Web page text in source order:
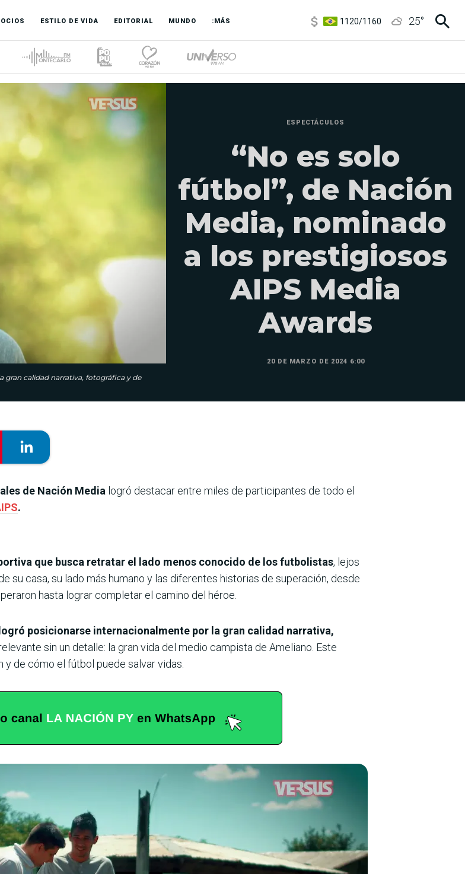
ESTILO DE VIDA EDITORIAL MUNDO :MÁS
3,6/3,9
25°
gran calidad narrativa, fotográfica y de
ESPECTÁCULOS
“No es solo
fútbol”, de Nación
Media, nominado
a los prestigiosos
AIPS Media
Awards
20 DE MARZO DE 2024 6:00
de Nación Media logró destacar entre miles de participantes de todo el
.
que busca retratar el lado menos conocido de los futbolistas, lejos
su casa, su lado más humano y las diferentes historias de superación, desde
hasta lograr completar el camino del héroe.
posicionarse internacionalmente por la gran calidad narrativa,
sin un detalle: la gran vida del medio campista de Ameliano. Este
y de cómo el fútbol puede salvar vidas.